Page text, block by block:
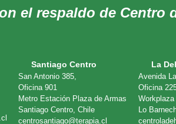
â compulsiones
el respaldo de Centro
Santiago Centro
San Antonio 385,
Oficina 901
Metro Estación Plaza de Armas
Santiago Centro, Chile
centrosantiago@terapia.cl
La
Avenida
Oficina
Lo